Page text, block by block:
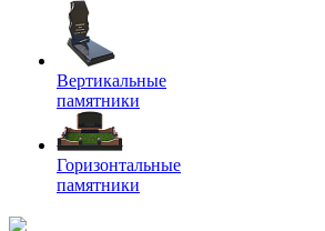
Вертикальные
памятники
Горизонтальные
памятники